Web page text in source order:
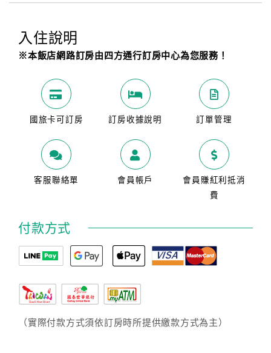
入住說明
※本飯店網路訂房由四方通行訂房中心為您服務！
國旅卡可訂房 訂房收據說明 訂單管理
客服聯絡單 會員帳戶
會員賺紅利抵消
費
付款方式
（實際付款方式須依訂房時所提供繳款方式為主）